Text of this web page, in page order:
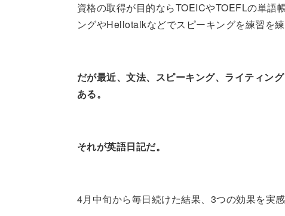
資格の取得が目的ならTOEICやTOEFLの単語
ングやHellotalkなどでスピーキングを練習を
だが最近、文法、スピーキング、ライティン
ある。
それが英語日記だ。
4月中旬から毎日続けた結果、3つの効果を実感